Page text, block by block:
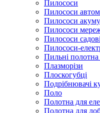
Пилососи
Пилососи
Пилососи
Пилососи
Пилососи садові
Пилососи-
Пильні
Плазморізи
Плоскогубці
Подрібнювачі
Поло
Полотна для
Полотна для